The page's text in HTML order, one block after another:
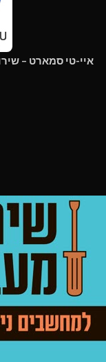
- בדיקת טמפרטורה
- ניקוי מאבק (ללא
- בדיקה כללית למערכת
- בדיקה כללית לתוכנת
איי-טי סמארט –